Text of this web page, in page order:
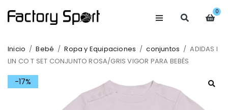
0
Inicio / Bebé / Ropa y Equipaciones / conjuntos / ADIDAS I
LIN CO T SET CONJUNTO ROSA/GRIS VIGOR PARA BEBÉS
-17%